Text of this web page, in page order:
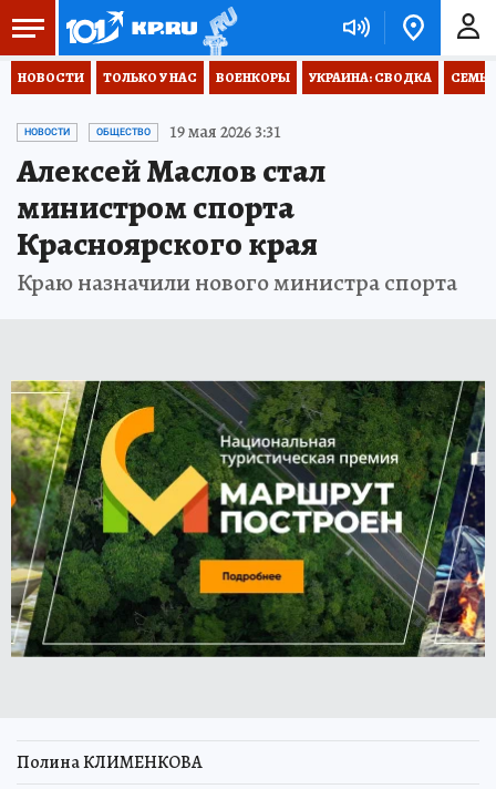
НОВОСТИ ТОЛЬКО У НАС ВОЕНКОРЫ УКРАИНА: СВОДКА
НОВОСТИ ОБЩЕСТВО 19 мая 2026 3:31
Алексей Маслов стал
министром спорта
Красноярского края
Краю назначили нового министра спорта
Полина КЛИМЕНКОВА